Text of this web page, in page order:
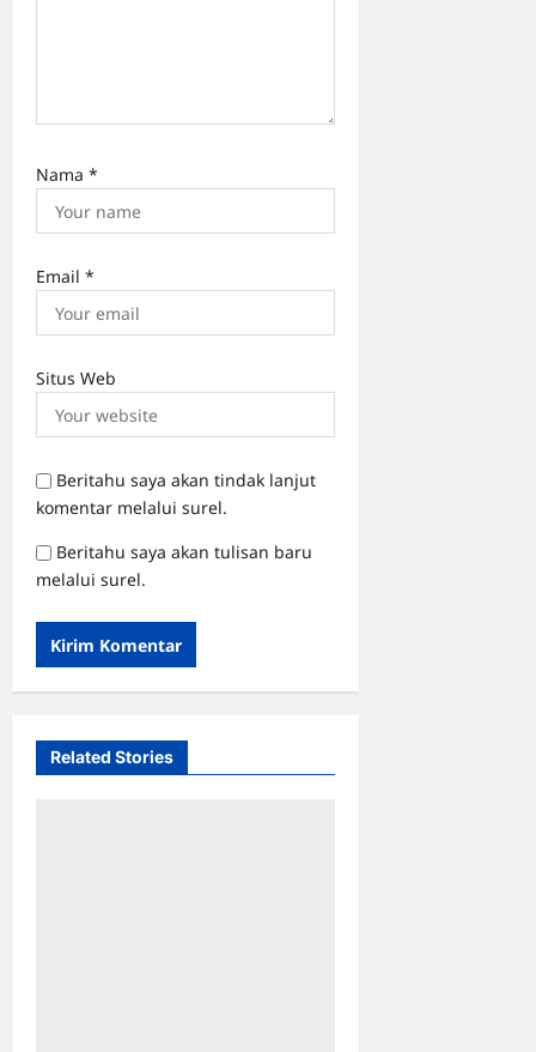
Nama *
Email *
Situs Web
Beritahu saya akan tindak lanjut
komentar melalui surel.
Beritahu saya akan tulisan baru
melalui surel.
Related Stories